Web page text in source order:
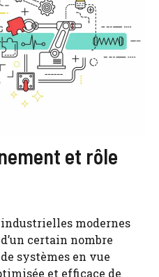
et rôle
modernes
certain nombre
systèmes en vue
et efficace de